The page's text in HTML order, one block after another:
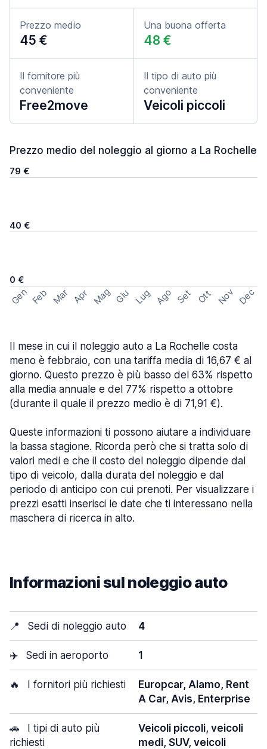
Prezzo medio
45 €
Una buona offerta
48 €
Il fornitore più
conveniente
Free2move
Il tipo di auto più
conveniente
Veicoli piccoli
Prezzo medio del noleggio al giorno a La Rochelle
79 €
40 €
0 €
Gen Feb Mar Apr Mag Giu Lug Ago Set Ott Nov Dec
Il mese in cui il noleggio auto a La Rochelle costa
meno è febbraio, con una tariffa media di 16,67 € al
giorno. Questo prezzo è più basso del 63% rispetto
alla media annuale e del 77% rispetto a ottobre
(durante il quale il prezzo medio è di 71,91 €).
Queste informazioni ti possono aiutare a individuare
la bassa stagione. Ricorda però che si tratta solo di
valori medi e che il costo del noleggio dipende dal
tipo di veicolo, dalla durata del noleggio e dal
periodo di anticipo con cui prenoti. Per visualizzare i
prezzi esatti inserisci le date che ti interessano nella
maschera di ricerca in alto.
Informazioni sul noleggio auto
📍 Sedi di noleggio auto 4
✈️ Sedi in aeroporto 1
🔥 I fornitori più richiesti
Europcar, Alamo, Rent
A Car, Avis, Enterprise
🚗
I tipi di auto più
richiesti
Veicoli piccoli, veicoli
medi, SUV, veicoli